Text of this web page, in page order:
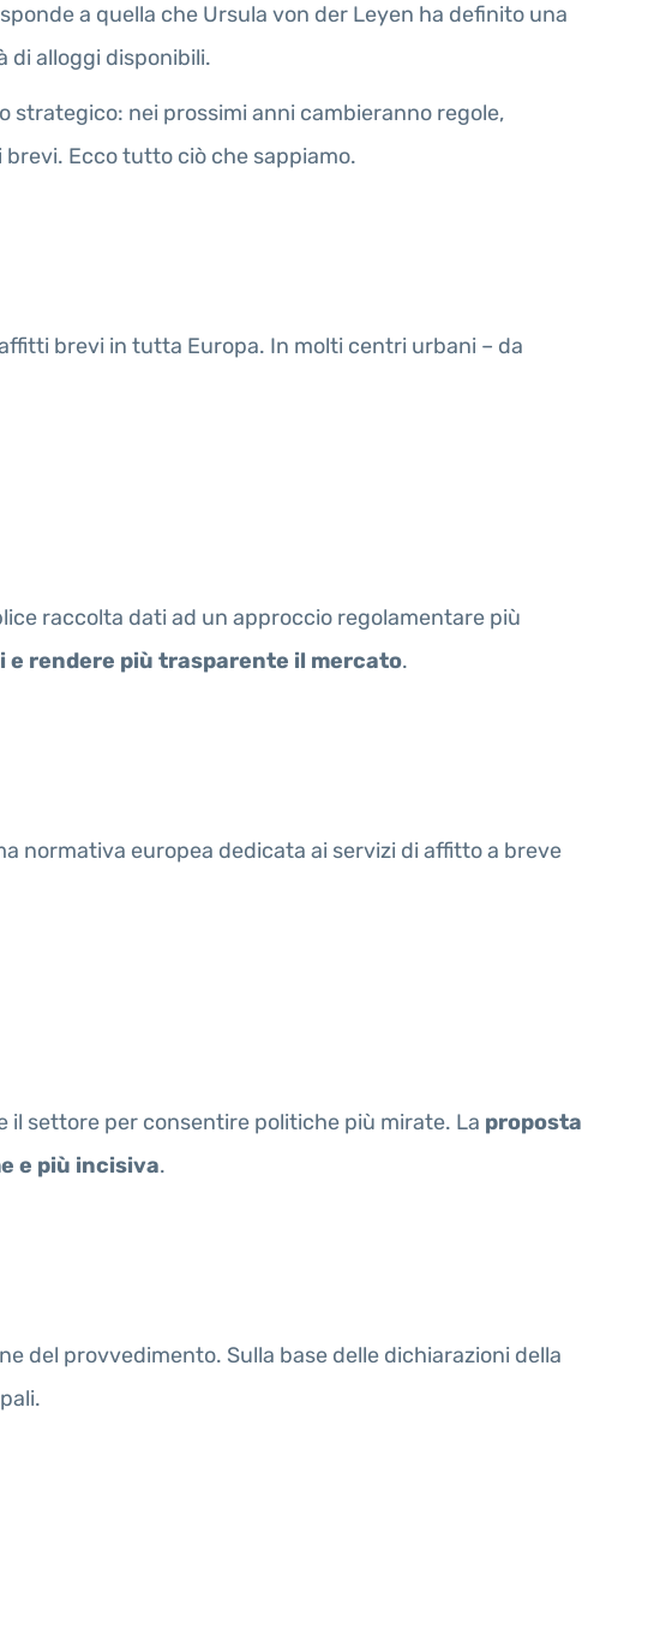
a quella che Ursula von der Leyen ha definito una
di alloggi disponibili.
strategico: nei prossimi anni cambieranno regole,
Ecco tutto ciò che sappiamo.
brevi in tutta Europa. In molti centri urbani – da
raccolta dati ad un approccio regolamentare più
rendere più trasparente il mercato.
normativa europea dedicata ai servizi di affitto a breve
il settore per consentire politiche più mirate. La proposta
e più incisiva.
del provvedimento. Sulla base delle dichiarazioni della